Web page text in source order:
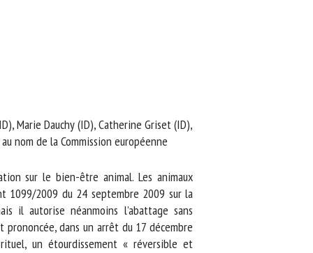
Marie Dauchy (ID), Catherine Griset (ID),
nom de la Commission européenne
sur le bien-être animal. Les animaux
1099/2009 du 24 septembre 2009 sur la
autorise néanmoins l’abattage sans
dans un arrêt du 17 décembre
un étourdissement « réversible et